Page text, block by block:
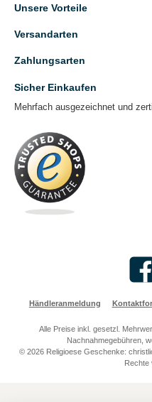
Unsere Vorteile
Versandarten
Zahlungsarten
Sicher Einkaufen
Mehrfach ausgezeichnet und
Händleranmeldung
Alle Preise inkl. gesetzl.
Nachnahmegebühren,
© 2026 Religioese Geschenke:
Rechte